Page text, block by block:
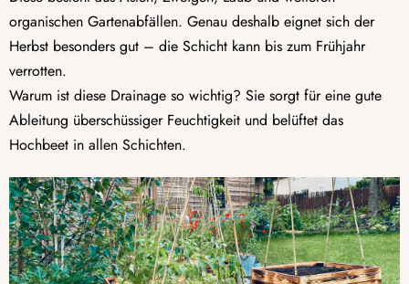
organischen Gartenabfällen. Genau deshalb eignet sich der
Herbst besonders gut – die Schicht kann bis zum Frühjahr
verrotten.
Warum ist diese Drainage so wichtig? Sie sorgt für eine gute
Ableitung überschüssiger Feuchtigkeit und belüftet das
Hochbeet in allen Schichten.